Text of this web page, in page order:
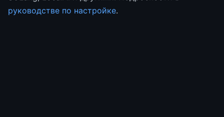
руководстве по настройке.